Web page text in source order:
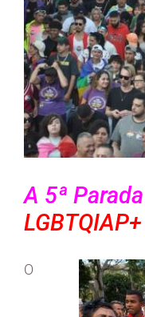
Larger
Image
A 5ª Parada
LGBTQIAP+
O